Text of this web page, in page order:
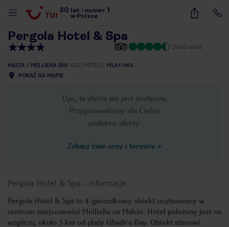
30 lat numer 1
w Polsce
34
Pergola Hotel & Spa
(3620 opinii)
MALTA MELLIEHA BAY KOD HOTELU MLA17003
POKAŻ NA MAPIE
Ups, ta oferta nie jest dostępna.
Przygotowaliśmy dla Ciebie
podobne oferty:
Zobacz inne ceny i terminy »
Pergola Hotel & Spa - informacje
Pergola Hotel & Spa to 4-gwiazdkowy obiekt usytuowany w
centrum miejscowości Mellieħa na Malcie. Hotel położony jest na
wzgórzu, około 3 km od plaży Għadira Bay. Obiekt stanowi